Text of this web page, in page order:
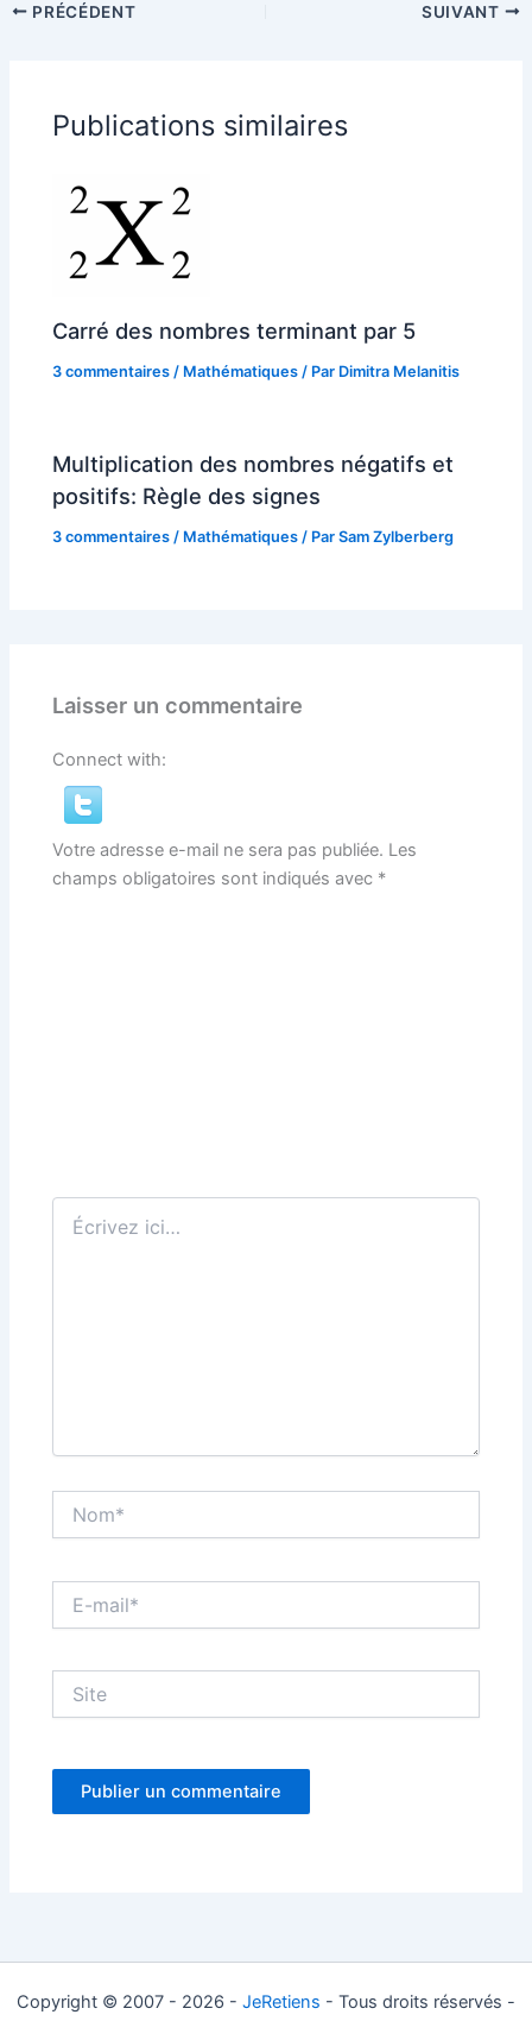
PRÉCÉDENT SUIVANT
Publications similaires
Carré des nombres terminant par 5
3 commentaires / Mathématiques / Par Dimitra Melanitis
Multiplication des nombres négatifs et
positifs: Règle des signes
3 commentaires / Mathématiques / ParSam Zylberberg
Laisser un commentaire
Connect with:
Votre adresse e-mail ne sera pas publiée. Les
champs obligatoires sont indiqués avec *
Écrivez
ici…
mail*
Copyright © 2007 - 2026 - JeRetiens - Tous droits réservés -